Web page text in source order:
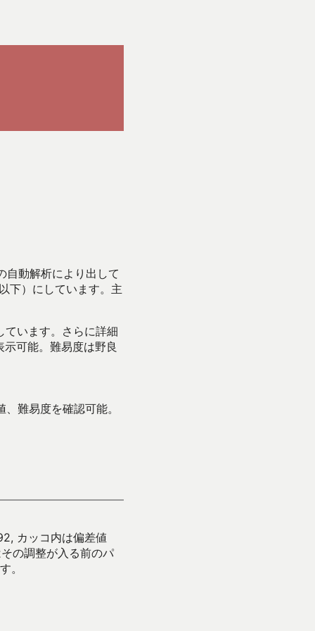
自動解析により出して
下）にしています。主
います。さらに詳細
可能。難易度は野良
難易度を確認可能。
カッコ内は偏差値
の調整が入る前のパ
。